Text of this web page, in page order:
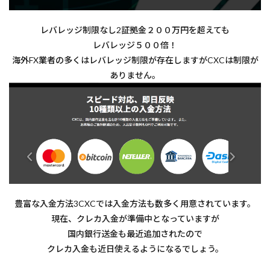
レバレッジ制限なし2証拠金２００万円を超えても
レバレッジ５００倍！
海外FX業者の多くはレバレッジ制限が存在しますがCXCは制限が
ありません。
豊富な入金方法3CXCでは入金方法も数多く用意されています。
現在、クレカ入金が準備中となっていますが
国内銀行送金も最近追加されたので
クレカ入金も近日使えるようになるでしょう。